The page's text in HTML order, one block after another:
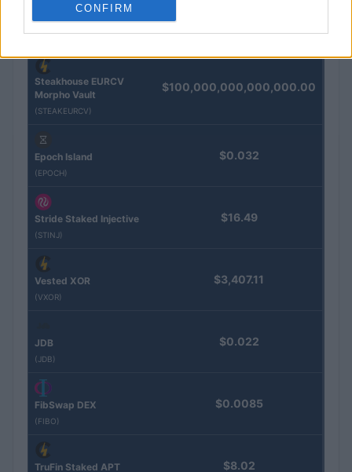
CONFIRM
Kinza Babylon Staked
BTC
(KBTC)
Steakhouse EURCV
Morpho Vault
(STEAKEURCV)
$100,000,000,000,000.00
Epoch Island
(EPOCH)
$0.032
Stride Staked Injective
(STINJ)
$16.49
Vested XOR
(VXOR)
$3,407.11
JDB
(JDB)
$0.022
FibSwap DEX
(FIBO)
$0.0085
TruFin Staked APT $8.02